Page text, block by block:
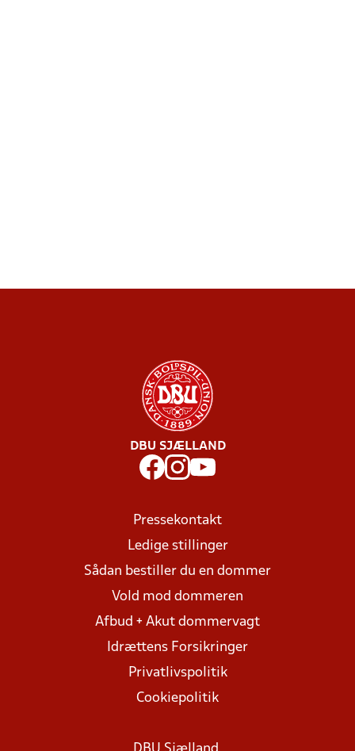
DBU SJÆLLAND
Pressekontakt
Ledige stillinger
Sådan bestiller du en dommer
Vold mod dommeren
Afbud + Akut dommervagt
Idrættens Forsikringer
Privatlivspolitik
Cookiepolitik